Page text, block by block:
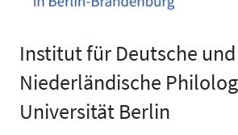
Institut für Deutsche und
Niederländische
Universität Berlin